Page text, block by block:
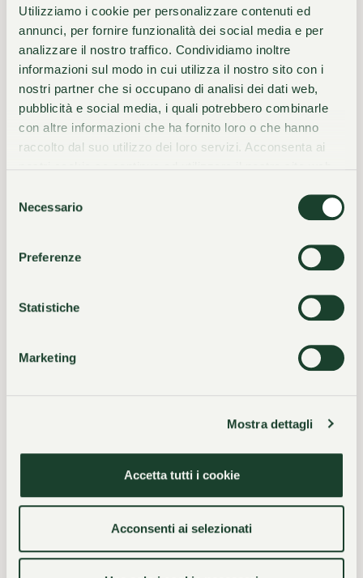
Utilizziamo i cookie per personalizzare contenuti ed
annunci, per fornire funzionalità dei social media e per
analizzare il nostro traffico. Condividiamo inoltre
informazioni sul modo in cui utilizza il nostro sito con i
nostri partner che si occupano di analisi dei dati web,
pubblicità e social media, i quali potrebbero combinarle
con altre informazioni che ha fornito loro o che hanno
raccolto dal suo utilizzo dei loro servizi. Acconsenta ai
delNecessario
Preferenze
Statistiche
Marketing
Mostra dettagli
Accetta tutti i cookie
Acconsenti ai selezionati
Données personnelles
PRÉNOM*
E-MAIL*
Données événement